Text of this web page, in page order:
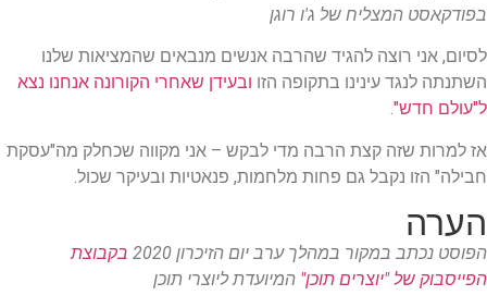
בפודקאסט המצליח של ג'ו רוגן
לסיום, אני רוצה להגיד שהרבה אנשים מנבאים שהמציאות שלנו
השתנתה לנגד עינינו בתקופה הזו ובעידן שאחרי הקורונה אנחנו נצא
ל"עולם חדש".
אז למרות שזה קצת הרבה מדי לבקש – אני מקווה שכחלק מה"עסקת
חבילה" הזו נקבל גם פחות מלחמות, פנאטיות ובעיקר שכול.
הערה
הפוסט נכתב במקור במהלך ערב יום הזיכרון 2020
בקבוצת
הפייסבוק של "יוצרים תוכן" המיועדת ליוצרי תוכן